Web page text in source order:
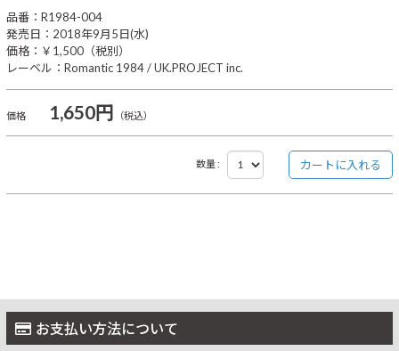
品番：R1984-004
発売日：2018年9月5日(水)
価格：￥1,500（税別）
レーベル：Romantic 1984 / UK.PROJECT inc.
価格 1,650円 （税込）
数量 :
お支払い方法について